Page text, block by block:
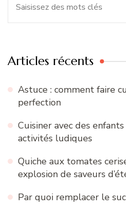
Articles récents
Astuce : comment faire
perfection
Cuisiner avec des
activités ludiques
Quiche aux tomates
explosion de saveurs
Par quoi remplacer le